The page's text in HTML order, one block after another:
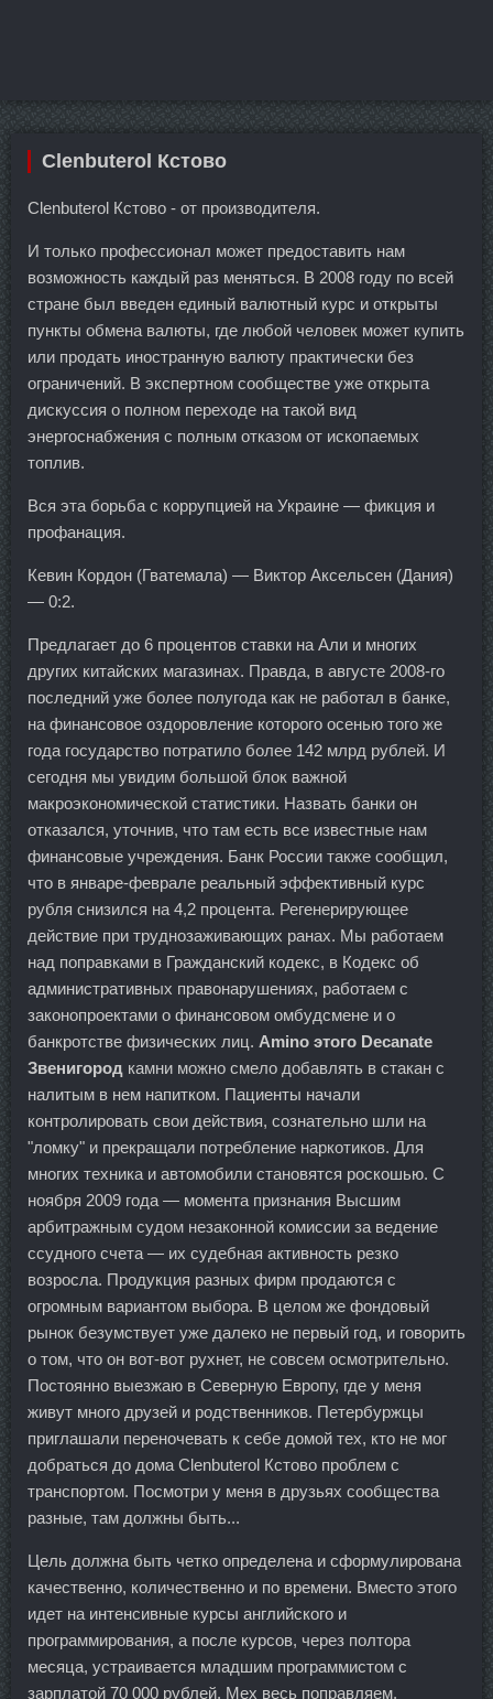
Clenbuterol Кстово
Clenbuterol Кстово - от производителя.
И только профессионал может предоставить нам
возможность каждый раз меняться. В 2008 году по всей
стране был введен единый валютный курс и открыты
пункты обмена валюты, где любой человек может купить
или продать иностранную валюту практически без
ограничений. В экспертном сообществе уже открыта
дискуссия о полном переходе на такой вид
энергоснабжения с полным отказом от ископаемых
топлив.
Вся эта борьба с коррупцией на Украине — фикция и
профанация.
Кевин Кордон (Гватемала) — Виктор Аксельсен (Дания)
— 0:2.
Предлагает до 6 процентов ставки на Али и многих
других китайских магазинах. Правда, в августе 2008-го
последний уже более полугода как не работал в банке,
на финансовое оздоровление которого осенью того же
года государство потратило более 142 млрд рублей. И
сегодня мы увидим большой блок важной
макроэкономической статистики. Назвать банки он
отказался, уточнив, что там есть все известные нам
финансовые учреждения. Банк России также сообщил,
что в январе-феврале реальный эффективный курс
рубля снизился на 4,2 процента. Регенерирующее
действие при труднозаживающих ранах. Мы работаем
над поправками в Гражданский кодекс, в Кодекс об
административных правонарушениях, работаем с
законопроектами о финансовом омбудсмене и о
банкротстве физических лиц. Amino этого Decanate
Звенигород камни можно смело добавлять в стакан с
налитым в нем напитком. Пациенты начали
контролировать свои действия, сознательно шли на
"ломку" и прекращали потребление наркотиков. Для
многих техника и автомобили становятся роскошью. С
ноября 2009 года — момента признания Высшим
арбитражным судом незаконной комиссии за ведение
ссудного счета — их судебная активность резко
возросла. Продукция разных фирм продаются с
огромным вариантом выбора. В целом же фондовый
рынок безумствует уже далеко не первый год, и говорить
о том, что он вот-вот рухнет, не совсем осмотрительно.
Постоянно выезжаю в Северную Европу, где у меня
живут много друзей и родственников. Петербуржцы
приглашали переночевать к себе домой тех, кто не мог
добраться до дома Clenbuterol Кстово проблем с
транспортом. Посмотри у меня в друзьях сообщества
разные, там должны быть...
Цель должна быть четко определена и сформулирована
качественно, количественно и по времени. Вместо этого
идет на интенсивные курсы английского и
программирования, а после курсов, через полтора
месяца, устраивается младшим программистом с
зарплатой 70 000 рублей. Мех весь поправляем,